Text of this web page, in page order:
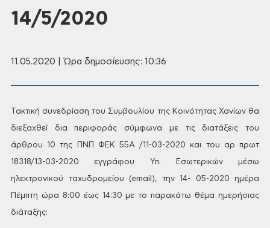
14/5/2020
11.05.2020 | Ώρα δημοσίευσης: 10:36
Τακτική συνεδρίαση του Συμβουλίου της Κοινότητας Χανίων θα
διεξαχθεί δια περιφοράς σύμφωνα με τις διατάξεις του
άρθρου 10 της ΠΝΠ ΦΕΚ 55Α /11-03-2020 και του αρ πρωτ
18318/13-03-2020 εγγράφου Υπ. Εσωτερικών μέσω
ηλεκτρονικού ταχυδρομείου (email), την 14- 05-2020 ημέρα
Πέμπτη ώρα 8:00 έως 14:30 με το παρακάτω θέμα ημερήσιας
διάταξης: